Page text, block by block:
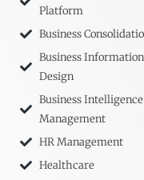
Platform
Business
Business Information
Design
Business Intelligence
Management
HR Management
Healthcare